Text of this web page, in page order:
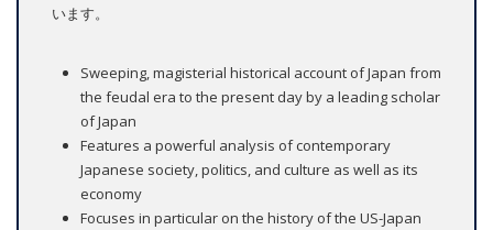
います。
Sweeping, magisterial historical account of Japan from
the feudal era to the present day by a leading scholar
of Japan
Features a powerful analysis of contemporary
Japanese society, politics, and culture as well as its
economy
Focuses in particular on the history of the US-Japan